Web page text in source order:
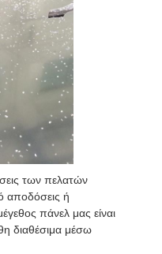
των πελατών
αποδόσεις ή
πάνελ μας είναι
διαθέσιμα μέσω